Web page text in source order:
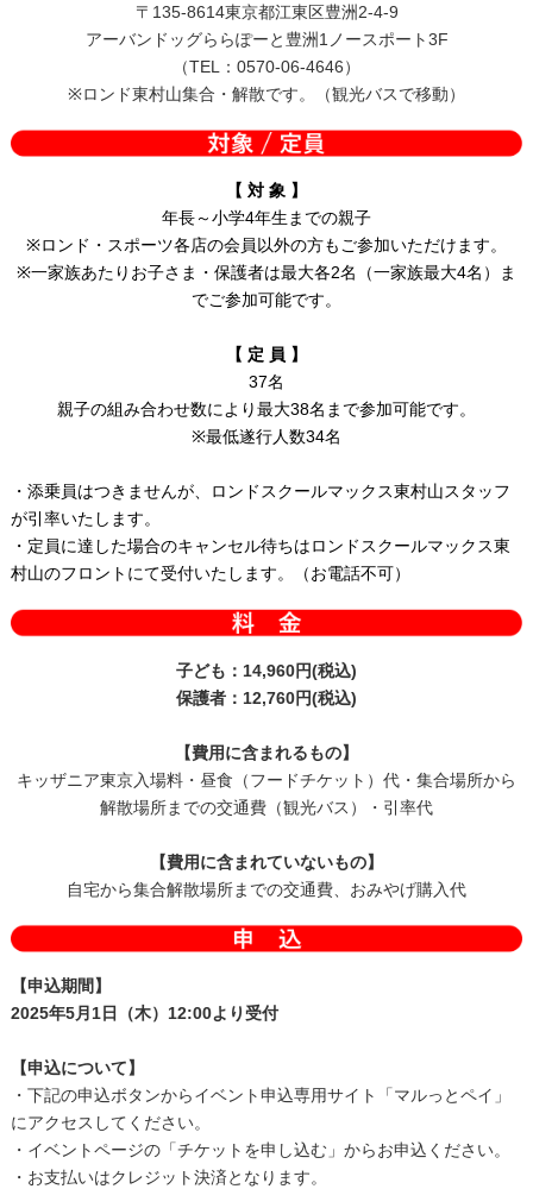
〒135-8614東京都江東区豊洲2-4-9
アーバンドッグららぽーと豊洲1ノースポート3F
（TEL：0570-06-4646）
※ロンド東村山集合・解散です。（観光バスで移動）
【 対 象 】
年長～小学4年生までの親子
※ロンド・スポーツ各店の会員以外の方もご参加いただけます。
※一家族あたりお子さま・保護者は最大各2名（一家族最大4名）ま
でご参加可能です。
【 定 員 】
37名
親子の組み合わせ数により最大38名まで参加可能です。
※最低遂行人数34名
・添乗員はつきませんが、ロンドスクールマックス東村山スタッフ
が引率いたします。
・定員に達した場合のキャンセル待ちはロンドスクールマックス東
村山のフロントにて受付いたします。（お電話不可）
子ども：14,960円(税込)
保護者：12,760円(税込)
【費用に含まれるもの】
キッザニア東京入場料・昼食（フードチケット）代・集合場所から
解散場所までの交通費（観光バス）・引率代
【費用に含まれていないもの】
自宅から集合解散場所までの交通費、おみやげ購入代
【申込期間】
2025年5月1日（木）12:00より受付
【申込について】
・下記の申込ボタンからイベント申込専用サイト「マルっとペイ」
にアクセスしてください。
・イベントページの「チケットを申し込む」からお申込ください。
・お支払いはクレジット決済となります。